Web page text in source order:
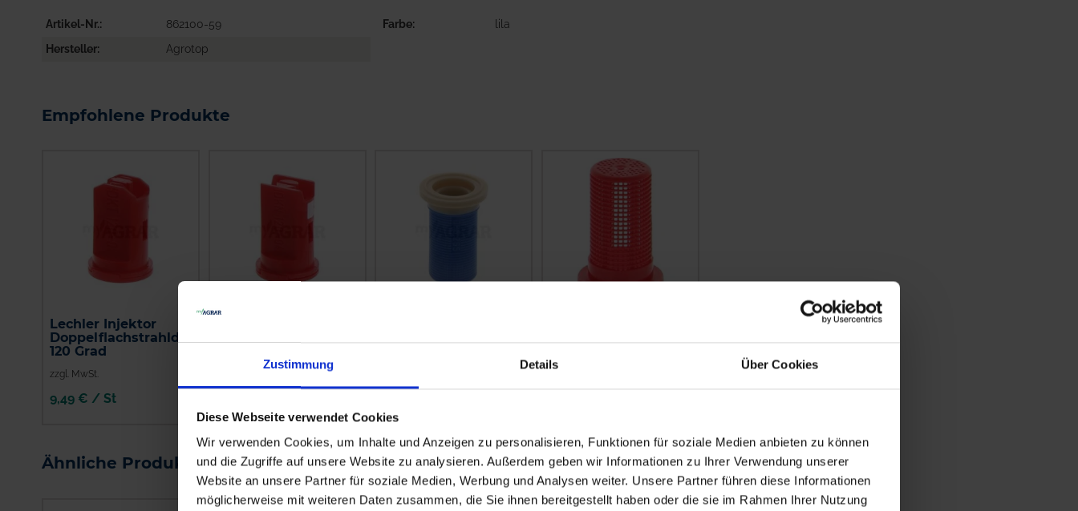
Zustimmung Details Über Cookies
Diese Webseite verwendet Cookies
Wir verwenden Cookies, um Inhalte und Anzeigen zu personalisieren, Funktionen für soziale Medien anbieten zu können
und die Zugriffe auf unsere Website zu analysieren. Außerdem geben wir Informationen zu Ihrer Verwendung unserer
Website an unsere Partner für soziale Medien, Werbung und Analysen weiter. Unsere Partner führen diese Informationen
möglicherweise mit weiteren Daten zusammen, die Sie ihnen bereitgestellt haben oder die sie im Rahmen Ihrer Nutzung
Artikel-Nr. 862100-59 Farbe
lila
Hersteller
Agrotop
Empfohlene Produkte
Lechler Injektor
Doppelflachstrahldüse
120 Grad
zzgl. MwSt.
9,49 € / St
WARENKORB
WARENKORB
WARENKORB
Ähnliche Produkte